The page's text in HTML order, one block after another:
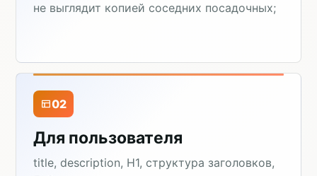
не выглядит копией соседних посадочных;
02
Для пользователя
title, description, H1, структура заголовков,